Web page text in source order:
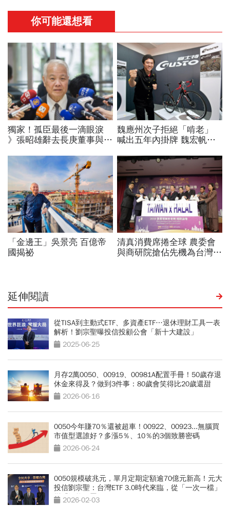
延伸閱讀
從TISA到主動式ETF、多資產ETF…退休理財工具一表
解析！劉宗聖曝投信投顧公會「新十大建設」
2025-06-25
月存2萬0050、00919、00981A配置手冊！50歲存退
休金來得及？做到3件事：80歲會笑得比20歲還甜
2026-06-16
0050今年賺70％還被超車！00922、00923...無腦買
市值型選誰好？多漲5％、10％的3個致勝密碼
2026-06-24
0050規模破兆元，單月定期定額逾70億元新高！元大
投信劉宗聖：台灣ETF 3.0時代來臨，從「一次一檔」
變「智能配置」
2026-02-03